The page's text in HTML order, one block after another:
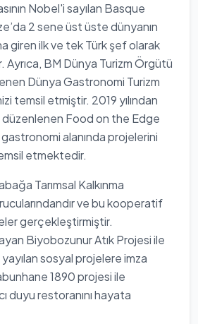
Nobel'i sayılan Basque
2 sene üst üste dünyanın
giren ilk ve tek Türk şef olarak
Ayrıca, BM Dünya Turizm Örgütü
Dünya Gastronomi Turizm
temsil etmiştir. 2019 yılından
Food on the Edge
alanında projelerini
etmektedir.
Tarımsal Kalkınma
ve bu kooperatif
gerçekleştirmiştir.
Biyobozunur Atık Projesi ile
sosyal projelere imza
1890 projesi ile
duyu restoranını hayata